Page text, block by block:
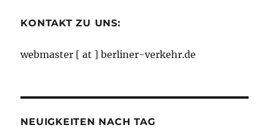
KONTAKT ZU UNS:
webmaster [ at ] berliner-verkehr.de
NEUIGKEITEN NACH TAG